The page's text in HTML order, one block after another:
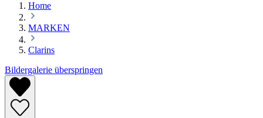
Home
MARKEN
Clarins
Bildergalerie überspringen